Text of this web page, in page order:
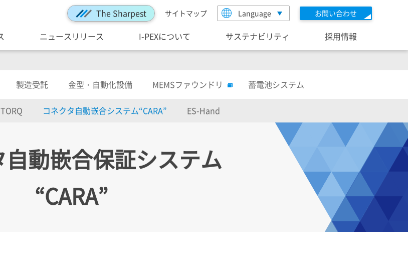
The Sharpest サイトマップ Language お問い合わせ
ニュースリリース I-PEXについて サステナビリティ 採用情報
製造受託 金型・自動化設備 MEMSファウンドリ 蓄電池システム
コネクタ自動嵌合システム“CARA” ES-Hand
自動嵌合保証システム
“CARA”